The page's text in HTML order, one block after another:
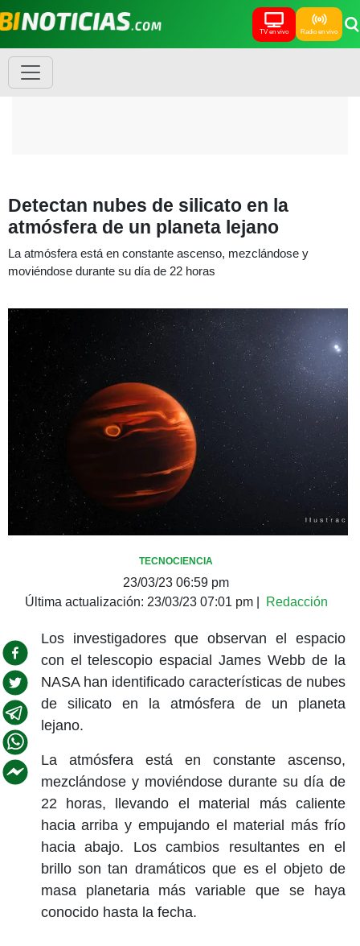
TV en vivo Radio en vivo
Detectan nubes de silicato en la
atmósfera de un planeta lejano
La atmósfera está en constante ascenso, mezclándose y
moviéndose durante su día de 22 horas
TECNOCIENCIA
23/03/23 06:59 pm
Última actualización: 23/03/23 07:01 pm| Redacción
Los investigadores que observan el espacio
con el telescopio espacial James Webb de la
NASA han identificado características de nubes
de silicato en la atmósfera de un planeta
lejano.
La atmósfera está en constante ascenso,
mezclándose y moviéndose durante su día de
22 horas, llevando el material más caliente
hacia arriba y empujando el material más frío
hacia abajo. Los cambios resultantes en el
brillo son tan dramáticos que es el objeto de
masa planetaria más variable que se haya
conocido hasta la fecha.